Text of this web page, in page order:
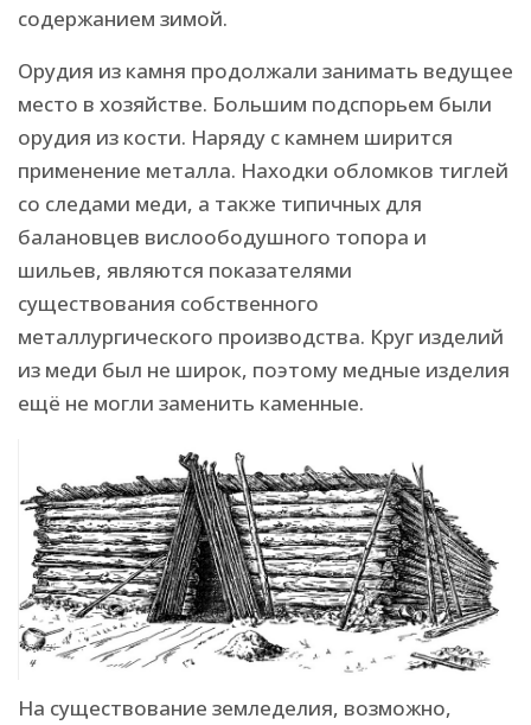
содержанием зимой.
Орудия из камня продолжали занимать ведущее
место в хозяйстве. Большим подспорьем были
орудия из кости. Наряду с камнем ширится
применение металла. Находки обломков тиглей
со следами меди, а также типичных для
балановцев вислоободушного топора и
шильев, являются показателями
существования собственного
металлургического производства. Круг изделий
из меди был не широк, поэтому медные изделия
ещё не могли заменить каменные.
На существование земледелия, возможно,